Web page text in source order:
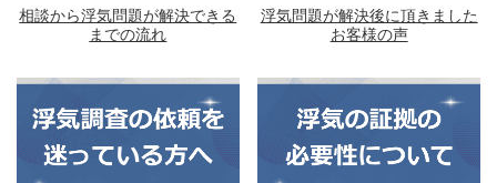
相談から浮気問題が解決できる
までの流れ
浮気問題が解決後に頂きました
お客様の声